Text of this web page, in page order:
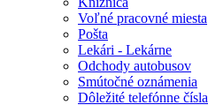
Voľné pracovné miesta
Pošta
Lekári - Lekárne
Odchody autobusov
Smútočné oznámenia
Dôležité telefónne čísla